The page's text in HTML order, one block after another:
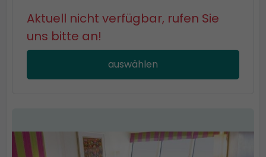
Aktuell nicht verfügbar, rufen Sie
uns bitte an!
auswählen